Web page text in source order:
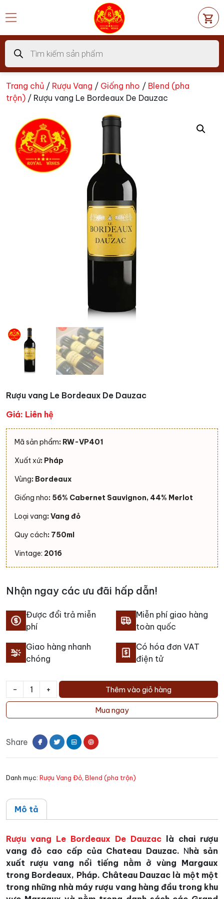
đến
dung
Tìm
kiếm
sản
phẩm
Trang chủ / Rượu Vang / Giống nho / Blend (pha
trộn) / Rượu vang Le Bordeaux De Dauzac
Rượu vang Le Bordeaux De Dauzac
Giá: Liên hệ
Mã sản phẩm: RW-VP401
Xuất xứ: Pháp
Vùng: Bordeaux
Giống nho: 56% Cabernet Sauvignon, 44% Merlot
Loại vang: Vang đỏ
Quy cách: 750ml
Vintage: 2016
Nhận ngay các ưu đãi hấp dẫn!
Được đổi trả miễn
phí
Miễn phí giao hàng
toàn quốc
Giao hàng nhanh
chóng
Có hóa đơn VAT
điện tử
-
Rượu
Le
De
lượng
+ Thêm vào giỏ hàng
Mua ngay
Share
Danh mục: Rượu Vang Đỏ, Blend (pha trộn)
Mô tả
Rượu vang Le Bordeaux De Dauzac là chai rượu
vang đỏ cao cấp của Chateau Dauzac. N hà sản
xuất rượu vang nổi tiếng nằm ở vùng Margaux
trong Bordeaux, Pháp. Château Dauzac là một một
trong những nhà máy rượu vang hàng đầu trong khu